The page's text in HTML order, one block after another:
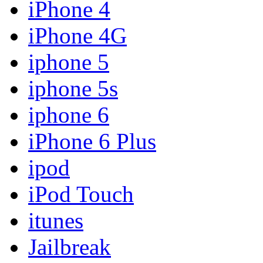
iPhone 4
iPhone 4G
iphone 5
iphone 5s
iphone 6
iPhone 6 Plus
ipod
iPod Touch
itunes
Jailbreak